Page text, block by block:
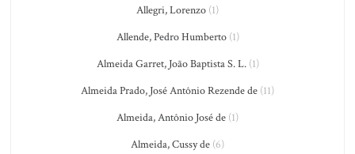
Allegri, Lorenzo (1)
Allende, Pedro Humberto(1)
Almeida Garret, João Baptista S. L.(1)
Almeida Prado, José Antônio Rezende de (11)
Almeida, Antônio José de (1)
Almeida, Cussy de (6)